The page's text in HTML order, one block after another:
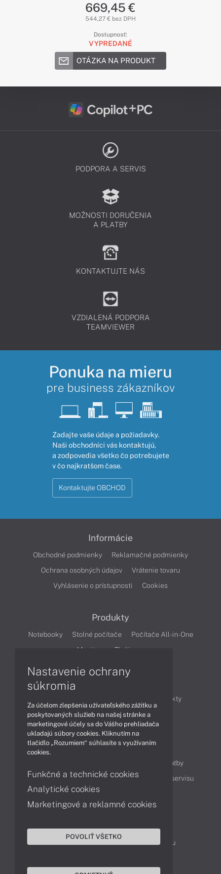
669,45 €
544,27 € bez DPH
Dostupnosť:
VYPREDANÉ
OTÁZKA NA PRODUKT
PODPORA A SERVIS
MOŽNOSTI DORUČENIA
A PLATBY
KONTAKTUJTE NÁS
VZDIALENÁ PODPORA
TEAMVIEWER
Ponuka na mieru
pre business zákazníkov
Zadajte vaše údaje a požiadavky.
Naši obchodníci vás kontaktujú,
a zodpovedia všetko čo potrebujete
v čo najkratšom čase.
Kontaktujte OBCHOD
Informácie
Obchodné podmienky
Reklamačné podmienky
Ochrana osobných údajov
Vrátenie tovaru
Vyhlásenie o prístupnosti
Cookies
Produkty
Notebooky Stolné počítače
Počítače All-in-One
Monitory
Tlačiarne
Produkty
Technológie
Videá
Obsah
Možnosti doručenia a platby
Podpora a servis
Servisné služby Cenník servisu
Kontakty
043 4224 771
Obchodné oddelenie
Reklamácia tovaru
Nastavenie ochrany
súkromia
Za účelom zlepšenia užívateľského zážitku a
poskytovaných služieb na našej stránke a
marketingové účely sa do Vášho prehliadača
ukladajú súbory cookies. Kliknutím na
tlačidlo „Rozumiem“ súhlasíte s využívaním
cookies.
Funkčné a technické cookies
Analytické cookies
Marketingové a reklamné cookies
POVOLIŤ VŠETKO